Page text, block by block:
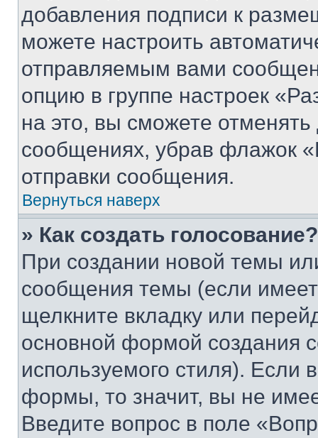
добавления подписи к
можете настроить
отправляемым вами
опцию в группе настроек
на это, вы сможете
сообщениях, убрав флажок
отправки сообщения.
Вернуться наверх
» Как создать голосование?
При создании новой темы
сообщения темы (если
щелкните вкладку или
основной формой создания
используемого стиля). Если
формы, то значит, вы не
Введите вопрос в поле